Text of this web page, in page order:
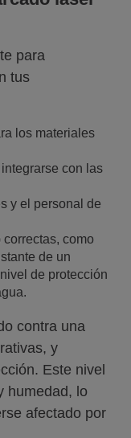
para
tus
los materiales
con las
y el personal de
como
de un
de protección
contra una
y
Este nivel
humedad, lo
afectado por